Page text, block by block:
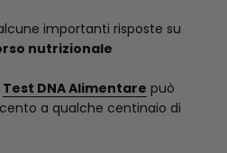
importanti risposte su
nutrizionale
Test DNA Alimentare può
a qualche centinaio di